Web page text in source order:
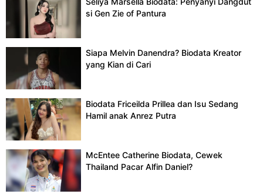
si Gen Zie of Pantura
Siapa Melvin Danendra? Biodata Kreator
yang Kian di Cari
Biodata Friceilda Prillea dan Isu Sedang
Hamil anak Anrez Putra
McEntee Catherine Biodata, Cewek
Thailand Pacar Alfin Daniel?